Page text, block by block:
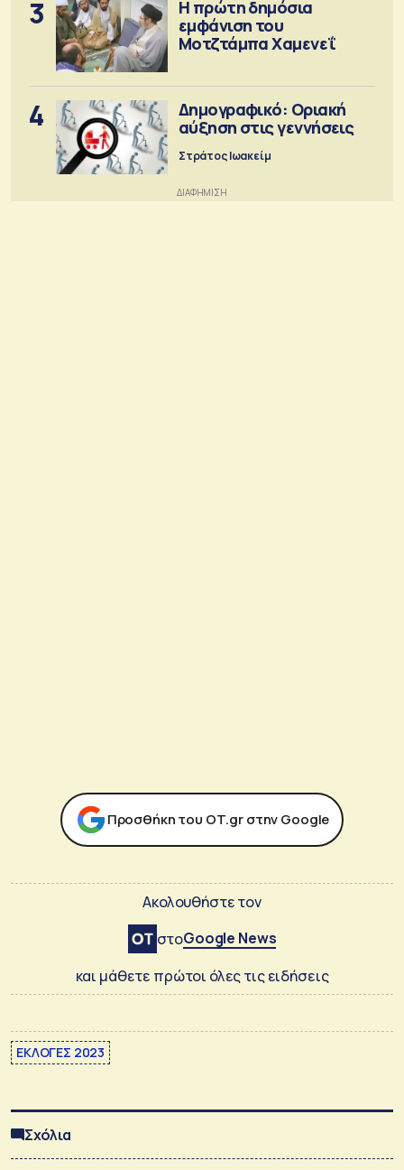
3
Η πρώτη δημόσια
εμφάνιση του
Μοτζτάμπα Χαμενεΐ
4
Δημογραφικό: Οριακή
αύξηση στις γεννήσεις
Στράτος Ιωακείμ
Προσθήκη του ΟΤ.gr στην Google
Ακολουθήστε τον
στοGoogle News
και μάθετε πρώτοι όλες τις ειδήσεις
ΕΚΛΟΓΕΣ 2023
Σχόλια